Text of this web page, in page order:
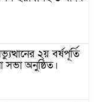
২য় বর্ষপূর্তি
অনুষ্ঠিত।